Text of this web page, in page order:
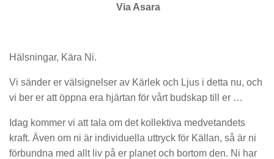
Via Asara
Hälsningar, Kära Ni.
Vi sänder er välsignelser av Kärlek och Ljus i detta nu, och
vi ber er att öppna era hjärtan för vårt budskap till er …
Idag kommer vi att tala om det kollektiva medvetandets
kraft. Även om ni är individuella uttryck för Källan, så är ni
förbundna med allt liv på er planet och bortom den. Ni har